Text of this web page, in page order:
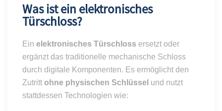
Was ist ein elektronisches
Türschloss?
Ein elektronisches Türschloss ersetzt oder
ergänzt das traditionelle mechanische Schloss
durch digitale Komponenten. Es ermöglicht den
Zutritt ohne physischen Schlüssel und nutzt
stattdessen Technologien wie: